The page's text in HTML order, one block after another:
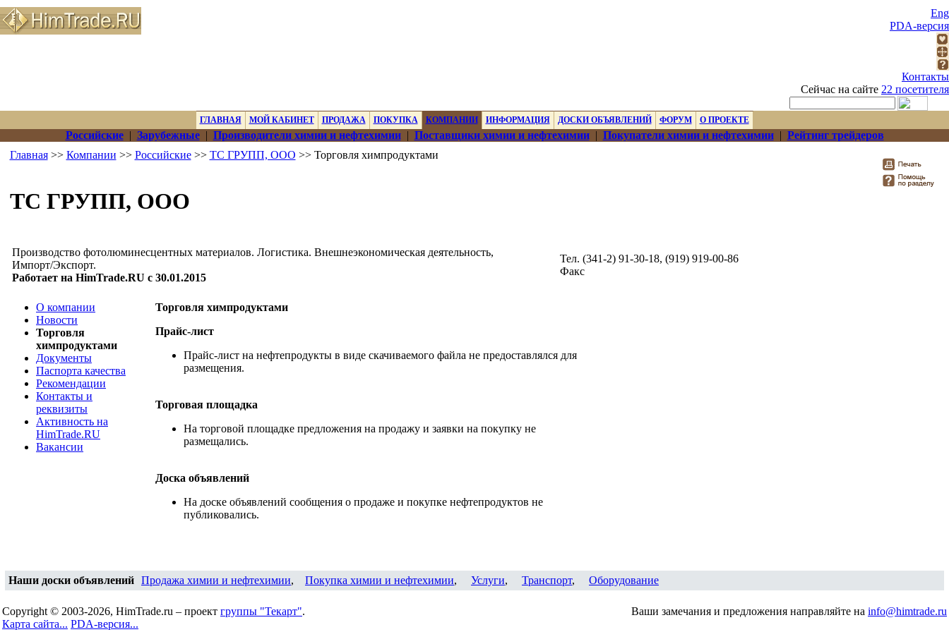
Eng
PDA-версия
Контакты
Сейчас на сайте 22 посетителя
ГЛАВНАЯ МОЙ КАБИНЕТ ПРОДАЖА ПОКУПКА КОМПАНИИ ИНФОРМАЦИЯ ДОСКИ ОБЪЯВЛЕНИЙ ФОРУМ О ПРОЕКТЕ
Российские| Зарубежные| Производители химии и нефтехимии| Поставщики химии и нефтехимии| Покупатели химии и нефтехимии| Рейтинг трейдеров
Главная>> Компании >> Российские>> ТС ГРУПП, ООО >> Торговля химпродуктами
ТС ГРУПП, ООО
Производство фотолюминесцентных материалов. Логистика. Внешнеэкономическая деятельность,
Импорт/Экспорт.
Работает на HimTrade.RU с 30.01.2015
Тел. (341-2) 91-30-18, (919) 919-00-86
Факс
О компании
Новости
Торговля
химпродуктами
Документы
Паспорта качества
Рекомендации
Контакты и
реквизиты
Активность на
HimTrade.RU
Вакансии
Торговля химпродуктами
Прайс-лист
Прайс-лист на нефтепродукты в виде скачиваемого файла не предоставлялся для
размещения.
Торговая площадка
На торговой площадке предложения на продажу и заявки на покупку не
размещались.
Доска объявлений
На доске объявлений сообщения о продаже и покупке нефтепродуктов не
публиковались.
Наши доски объявлений Продажа химии и нефтехимии, Покупка химии и нефтехимии, Услуги, Транспорт, Оборудование
Copyright © 2003-2026, HimTrade.ru – проект группы "Текарт".
Карта сайта... PDA-версия...
Ваши замечания и предложения направляйте на info@himtrade.ru